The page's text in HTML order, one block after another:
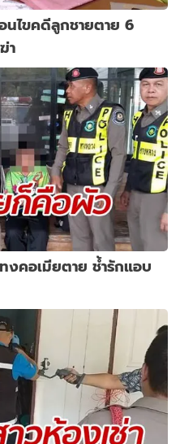
ไขคดีลูกชายตาย 6
า
งคอเมียตาย ช้ำรักแอบ